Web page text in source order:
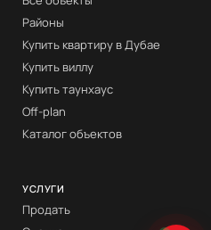
Районы
Купить квартиру в Дубае
Купить виллу
Купить таунхаус
Off-plan
Каталог объектов
УСЛУГИ
Продать